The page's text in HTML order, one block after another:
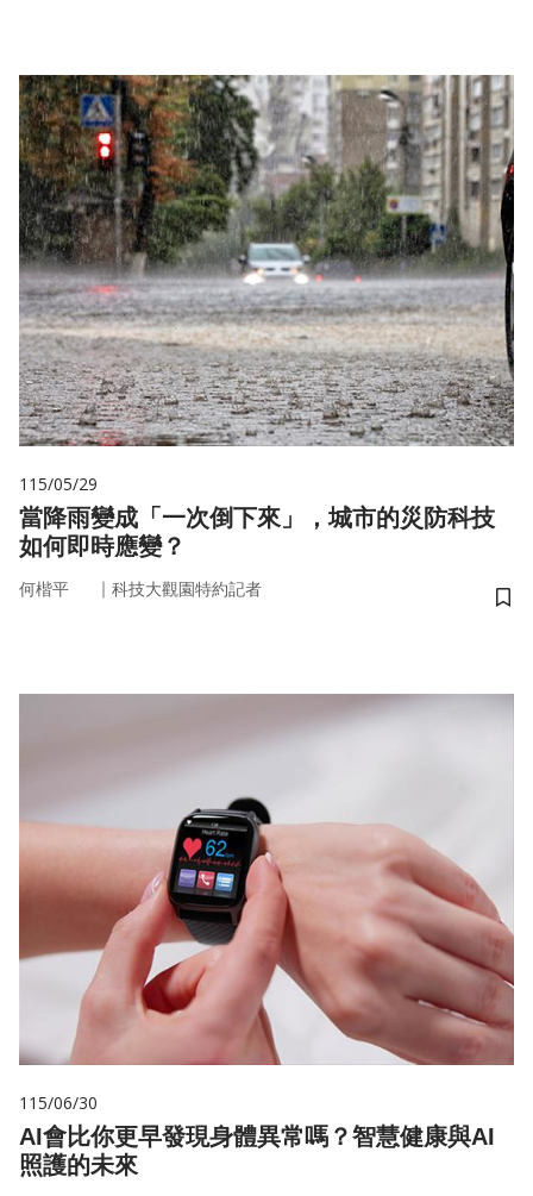
115/05/29
當降雨變成「一次倒下來」，城市的災防科技
如何即時應變？
何楷平 ｜ 科技大觀園特約記者
儲
115/06/30
AI會比你更早發現身體異常嗎？智慧健康與AI
照護的未來